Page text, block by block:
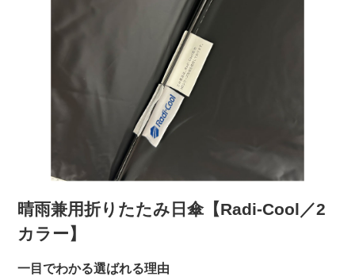
晴雨兼用折りたたみ日傘【Radi-Cool／2
カラー】
一目でわかる選ばれる理由